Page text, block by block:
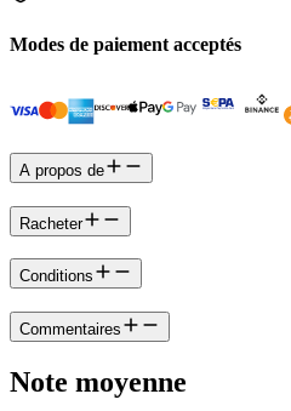
Modes de paiement acceptés
A propos de
Racheter
Conditions
Commentaires
Note moyenne